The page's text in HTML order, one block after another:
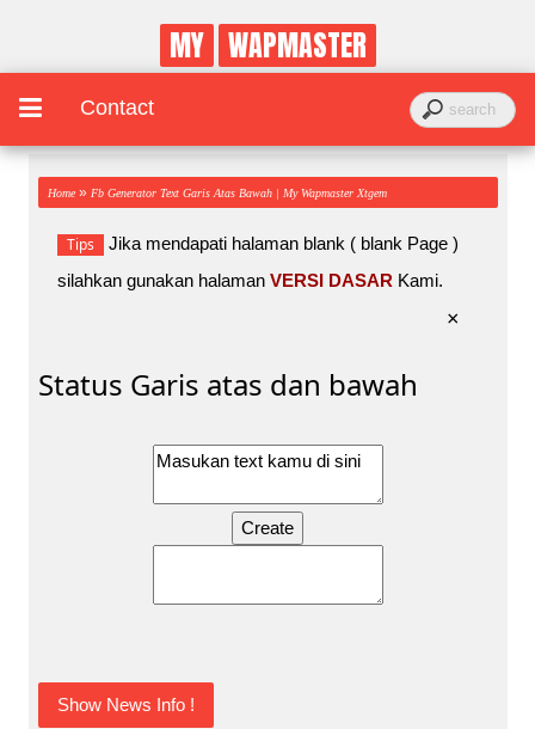
MY WAPMASTER
Contact
Home » Fb Generator Text Garis Atas Bawah | My Wapmaster Xtgem
Tips
Jika mendapati halaman blank ( blank Page )
silahkan gunakan halaman VERSI DASAR Kami.
×
Status Garis atas dan bawah
Show News Info !